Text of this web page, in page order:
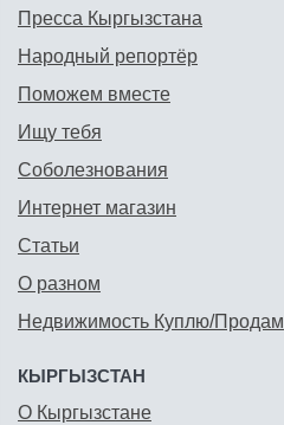
Пресса Кыргызстана
Народный репортёр
Поможем вместе
Ищу тебя
Соболезнования
Интернет магазин
Статьи
О разном
Недвижимость Куплю/Продам
КЫРГЫЗСТАН
О Кыргызстане